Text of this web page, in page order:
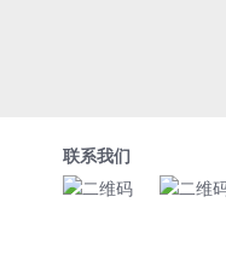
联系我们